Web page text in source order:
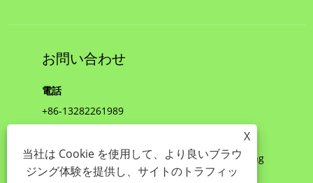
お問い合わせ
電話
+86-13282261989
中国寧波市鄞州区 Kangcheng Sunshine Building
X
当社は Cookie を使用して、より良いブラウ
ジング体験を提供し、サイトのトラフィッ